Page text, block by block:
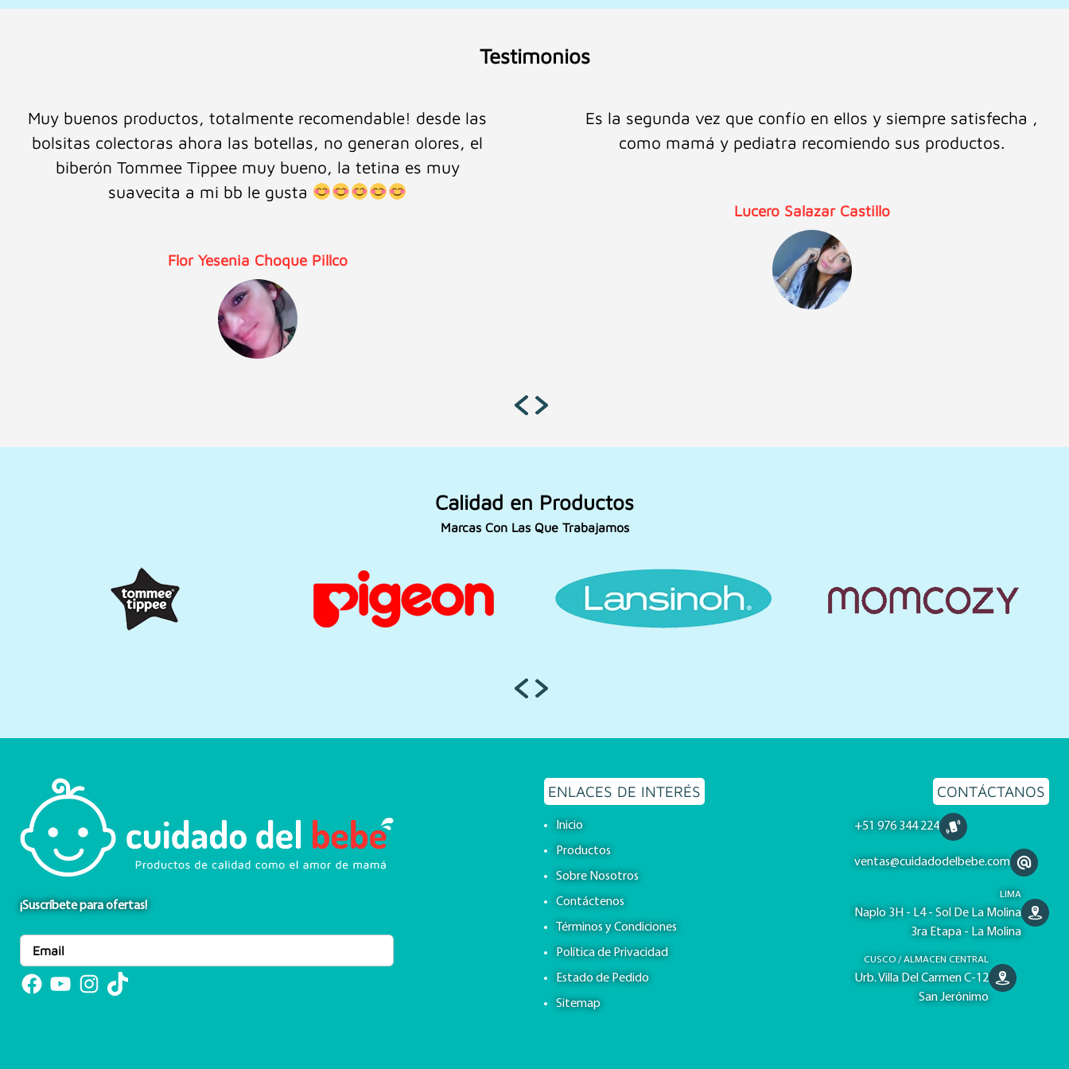
Testimonios
Es la segunda vez que hago una compra en Cuidado del Bebé!
Super feliz con su servicio, me encanta la paciencia con la que
te atienden, súper atentos y dispuestos a resolver tus dudas.
La calidad de sus productos es excelente. Gracias Cuidado del
Laly Rivera
Buena atención puntual y rápida. Buenos productos y buena
asesoría y orientación, por ello los recomiendo!
Mar Gome
Calidad en Productos
Marcas Con Las Que Trabajamos
¡Suscríbete para ofertas!
Facebook
YouTube
Instagram
TikTok
ENLACES DE INTERÉS
Inicio
Productos
Sobre Nosotros
Contáctenos
Términos y Condiciones
Política de Privacidad
Estado de Pedido
Sitemap
CONTÁCTANOS
+51 976 344 224
ventas@cuidadodelbebe.com
LIMA
Naplo 3H - L4 - Sol De La Molina
3ra Etapa - La Molina
CUSCO / ALMACEN CENTRAL
Urb. Villa Del Carmen C-12
San Jerónimo